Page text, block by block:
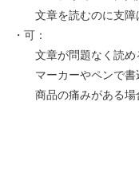
文章を読むのに支障
・可：
文章が問題なく読め
マーカーやペンで書
商品の痛みがある場